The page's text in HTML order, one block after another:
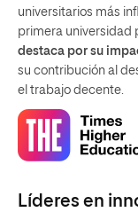
universitarios más
primera universidad
destaca por su
su contribución al
el trabajo decente.
Líderes en